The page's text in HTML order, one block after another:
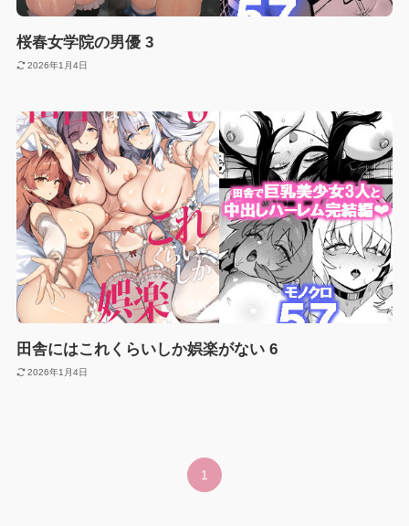
桜春女学院の男優 3
2026年1月4日
田舎にはこれくらいしか娯楽がない 6
2026年1月4日
1